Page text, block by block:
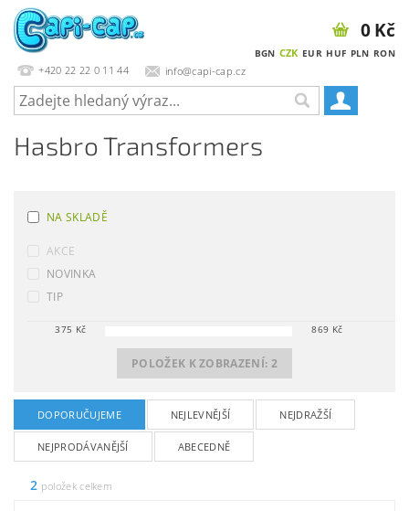
+420 22 22 0 11 44 info@capi-cap.cz
BGN CZK EUR HUF PLN RON
0 Kč
Hasbro Transformers
NA SKLADĚ
AKCE
NOVINKA
TIP
375 Kč 869 Kč
POLOŽEK K ZOBRAZENÍ: 2
DOPORUČUJEME NEJLEVNĚJŠÍ NEJDRAŽŠÍ
NEJPRODÁVANĚJŠÍ ABECEDNĚ
2 položek celkem